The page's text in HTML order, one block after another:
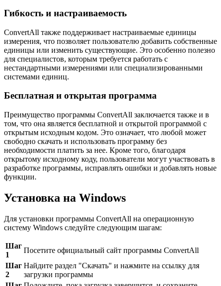
Гибкость и настраиваемость
ConvertAll также поддерживает настраиваемые единицы
измерения, что позволяет пользователю добавить собственные
единицы или изменить существующие. Это особенно полезно
для специалистов, которым требуется работать с
нестандартными измерениями или специализированными
системами единиц.
Бесплатная и открытая программа
Преимущество программы ConvertAll заключается также и в
том, что она является бесплатной и открытой программой с
открытым исходным кодом. Это означает, что любой может
свободно скачать и использовать программу без
необходимости платить за нее. Кроме того, благодаря
открытому исходному коду, пользователи могут участвовать в
разработке программы, исправлять ошибки и добавлять новые
функции.
Установка на Windows
Для установки программы ConvertAll на операционную
систему Windows следуйте следующим шагам:
Шаг
1
Посетите официальный сайт программы ConvertAll
Шаг
2
Найдите раздел "Скачать" и нажмите на ссылку для
загрузки программы